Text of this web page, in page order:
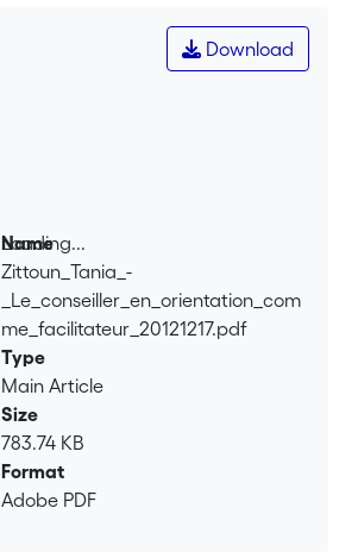
Loading...
Loading...
Download
Name
Zittoun_Tania_-
_Le_conseiller_en_orientation_com
me_facilitateur_20121217.pdf
Type
Main Article
Size
783.74 KB
Format
Adobe PDF